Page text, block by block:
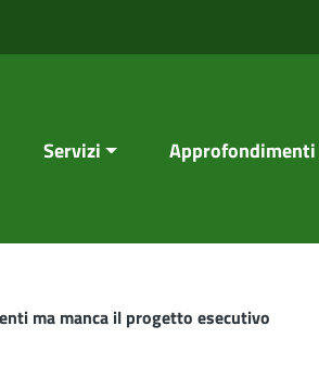
Servizi Approfondimenti
ma manca il progetto esecutivo